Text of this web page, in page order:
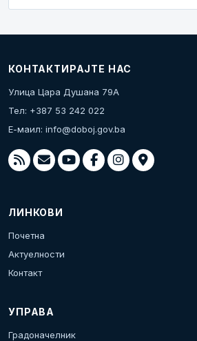
КОНТАКТИРАЈТЕ НАС
Улица Цара Душана 79А
Тел: +387 53 242 022
Е-маил: info@doboj.gov.ba
ЛИНКОВИ
Почетна
Актуелности
Контакт
УПРАВА
Градоначелник